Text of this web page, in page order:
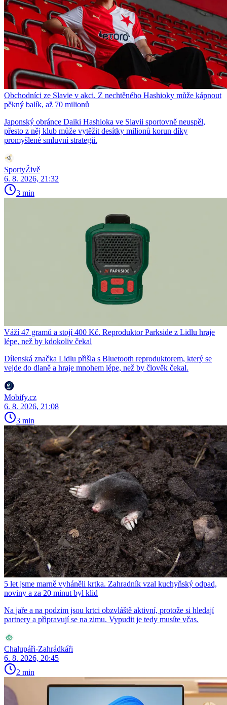
Obchodníci ze Slavie v akci. Z nechtěného Hashioky může kápnout
pěkný balík, až 70 milionů
Japonský obránce Daiki Hashioka ve Slavii sportovně neuspěl,
přesto z něj klub může vytěžit desítky milionů korun díky
promyšlené smluvní strategii.
SportyŽivě
6. 8. 2026, 21:32
3 min
Váží 47 gramů a stojí 400 Kč. Reproduktor Parkside z Lidlu hraje
lépe, než by kdokoliv čekal
Dílenská značka Lidlu přišla s Bluetooth reproduktorem, který se
vejde do dlaně a hraje mnohem lépe, než by člověk čekal.
Mobify.cz
6. 8. 2026, 21:08
3 min
5 let jsme marně vyháněli krtka. Zahradník vzal kuchyňský odpad,
noviny a za 20 minut byl klid
Na jaře a na podzim jsou krtci obzvláště aktivní, protože si hledají
partnery a připravují se na zimu. Vypudit je tedy musíte včas.
Chalupáři-Zahrádkáři
6. 8. 2026, 20:45
2 min